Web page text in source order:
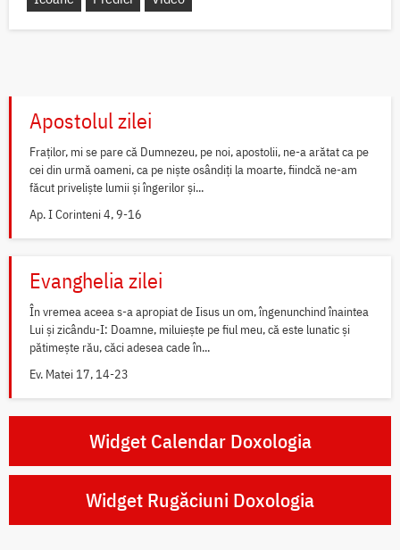
Apostolul zilei
Fraților, mi se pare că Dumnezeu, pe noi, apostolii, ne-a arătat ca pe
cei din urmă oameni, ca pe niște osândiți la moarte, fiindcă ne-am
făcut priveliște lumii și îngerilor și...
Ap. I Corinteni 4, 9-16
Evanghelia zilei
În vremea aceea s-a apropiat de Iisus un om, îngenunchind înaintea
Lui și zicându-I: Doamne, miluiește pe fiul meu, că este lunatic și
pătimește rău, căci adesea cade în...
Ev. Matei 17, 14-23
Widget Calendar Doxologia
Widget Rugăciuni Doxologia